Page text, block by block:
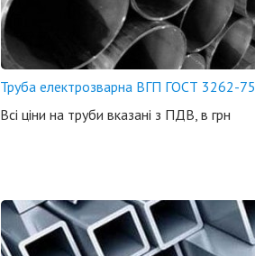
Труба електрозварна ВГП ГОСТ 3262-75
Всі ціни на труби вказані з ПДВ, в грн